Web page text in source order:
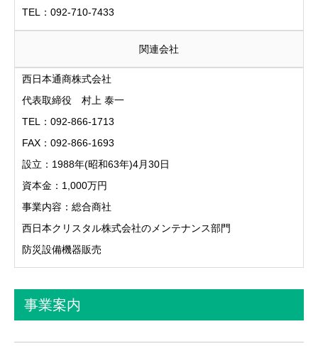
TEL：092-710-7433
関連会社
西日本通商株式会社
代表取締役 村上 泰一
TEL：092-866-1713
FAX：092-866-1693
設立：1988年(昭和63年)4月30日
資本金：1,000万円
事業内容：総合商社
西日本クリスタル株式会社のメンテナンス部門
防災設備機器販売
事業案内